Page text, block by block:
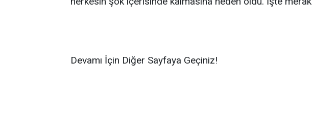
Devamı İçin Diğer Sayfaya Geçiniz!